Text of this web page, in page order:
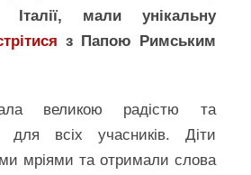
Італії, мали унікальну
з Папою Римським
великою радістю та
для всіх учасників. Діти
мріями та отримали слова